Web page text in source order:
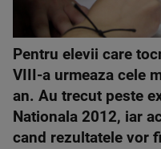
Pentru elevii care
VIII-a urmeaza cele
an. Au trecut peste
Nationala 2012, iar
cand rezultatele vor